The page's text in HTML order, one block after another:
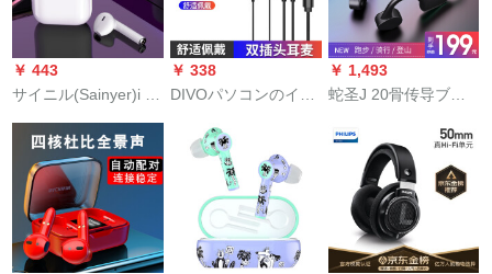
￥ 443
サイニル(Sainyer)i 12
動ジョグ双耳音楽tws
はファウェルOPO
Mivivo Att電話で通用
します。
￥ 338
DIVOパソコンのイヤ
す。マイク付のマイ
クは长さが2メトルで
す。YY音声はcfで生
放送します。
￥ 1,493
蛇圣J 20骨传导ブル
运动ジョグ耳元式双
耳食鶏ゲムミ【年换
新】ipx 6级防水